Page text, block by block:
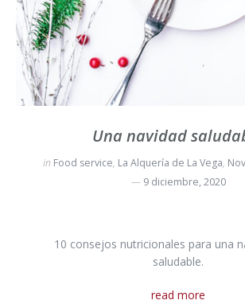
Una navidad
in Food service, La Alquería de La Vega,
9 diciembre, 2020
10 consejos nutricionales para una
saludable.
read more